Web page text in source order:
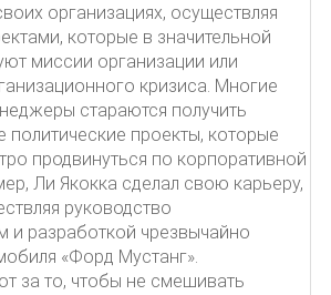
организациях, осуществляя
которые в значительной
миссии организации или
кризиса. Многие
стараются получить
политические проекты, которые
продвинуться по корпоративной
Ли Якокка сделал свою карьеру,
руководство
и разработкой чрезвычайно
«Форд Мустанг».
за то, чтобы не смешивать